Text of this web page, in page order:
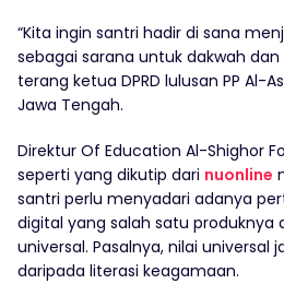
“Kita ingin santri hadir di sana
sebagai sarana untuk dakwah
terang ketua DPRD lulusan PP Al-
Jawa Tengah.
Direktur Of Education Al-Shighor
seperti yang dikutip dari nuonline
santri perlu menyadari adanya
digital yang salah satu produknya
universal. Pasalnya, nilai universal
daripada literasi keagamaan.